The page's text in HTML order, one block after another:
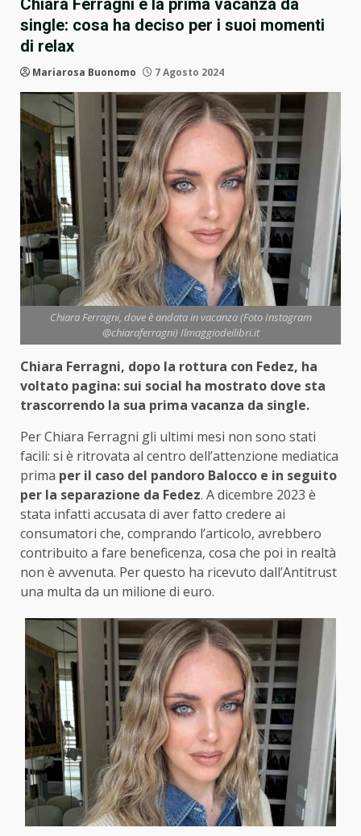
Chiara Ferragni e la prima vacanza da
single: cosa ha deciso per i suoi momenti
di relax
Mariarosa Buonomo 7 Agosto 2024
Chiara Ferragni, dove è andata in vacanza (Foto Instagram
@chiaraferragni) Ilmaggiodeilibri.it
Chiara Ferragni, dopo la rottura con Fedez, ha
voltato pagina: sui social ha mostrato dove sta
trascorrendo la sua prima vacanza da single.
Per Chiara Ferragni gli ultimi mesi non sono stati
facili: si è ritrovata al centro dell’attenzione mediatica
prima per il caso del pandoro Balocco e in seguito
per la separazione da Fedez. A dicembre 2023 è
stata infatti accusata di aver fatto credere ai
consumatori che, comprando l’articolo, avrebbero
contribuito a fare beneficenza, cosa che poi in realtà
non è avvenuta. Per questo ha ricevuto dall’Antitrust
una multa da un milione di euro.